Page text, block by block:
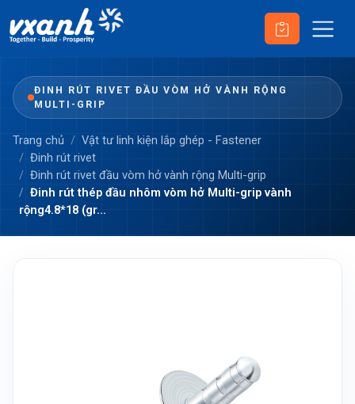
ĐINH RÚT RIVET ĐẦU VÒM HỞ VÀNH RỘNG
MULTI-GRIP
Trang chủ
Vật tư linh kiện lắp ghép - Fastener
Đinh rút rivet
Đinh rút rivet đầu vòm hở vành rộng Multi-grip
Đinh rút thép đầu nhôm vòm hở Multi-grip vành
rộng4.8*18 (gr...